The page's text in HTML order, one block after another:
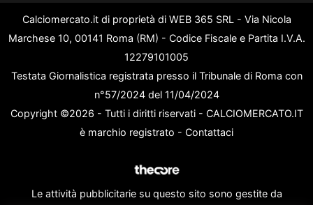
Calciomercato.it di proprietà di WEB 365 SRL - Via Nicola
Marchese 10, 00141 Roma (RM) - Codice Fiscale e Partita I.V.A.
12279101005
Testata Giornalistica registrata presso il Tribunale di Roma con
n°57/2024 del 11/04/2024
Copyright ©2026 - Tutti i diritti riservati - CALCIOMERCATO.IT
è marchio registrato - Contattaci
Le attività pubblicitarie su questo sito sono gestite da